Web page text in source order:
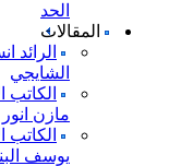
الحد
المقالات
الرائد
الشايجي
الكاتب
مازن انور
الكاتب
يوسف